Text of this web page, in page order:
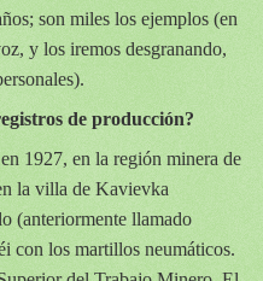
son miles los ejemplos (en
y los iremos desgranando,
de producción?
1927, en la región minera de
la villa de Kavievka
(anteriormente llamado
con los martillos neumáticos.